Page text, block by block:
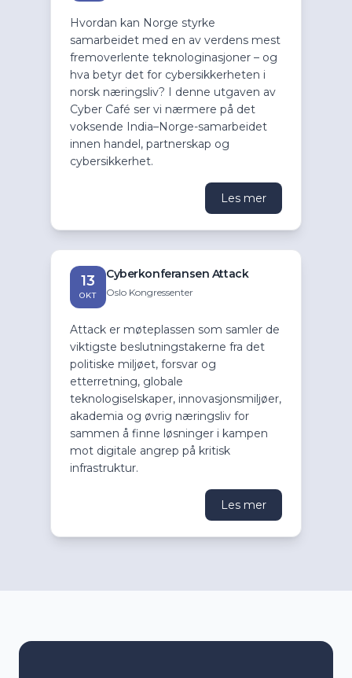
Hvordan kan Norge styrke
samarbeidet med en av verdens mest
fremoverlente teknologinasjoner – og
hva betyr det for cybersikkerheten i
norsk næringsliv? I denne utgaven av
Cyber Café ser vi nærmere på det
voksende India–Norge-samarbeidet
innen handel, partnerskap og
cybersikkerhet.
Les mer
13
OKT
Cyberkonferansen Attack
Oslo Kongressenter
Attack er møteplassen som samler de
viktigste beslutningstakerne fra det
politiske miljøet, forsvar og
etterretning, globale
teknologiselskaper, innovasjonsmiljøer,
akademia og øvrig næringsliv for
sammen å finne løsninger i kampen
mot digitale angrep på kritisk
infrastruktur.
Les mer